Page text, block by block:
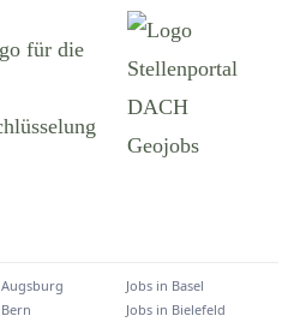
Augsburg Jobs in Basel
Bern Jobs in Bielefeld